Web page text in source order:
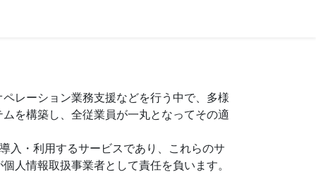
レーション業務支援などを行う中で、多様
を構築し、全従業員が一丸となってその適
入・利用するサービスであり、これらのサ
人情報取扱事業者として責任を負います。